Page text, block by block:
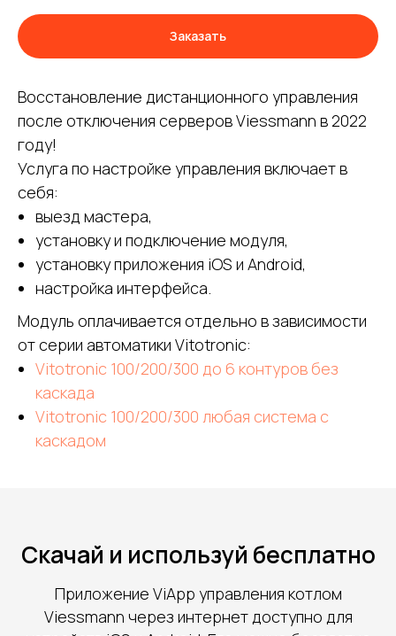
Заказать
Восстановление дистанционного управления
после отключения серверов Viessmann в 2022
году!
Услуга по настройке управления включает в
себя:
выезд мастера,
установку и подключение модуля,
установку приложения iOS и Android,
настройка интерфейса.
Модуль оплачивается отдельно в зависимости
от серии автоматики Vitotronic:
Vitotronic 100/200/300 до 6 контуров без
каскада
Vitotronic 100/200/300 любая система с
каскадом
Скачай и используй бесплатно
Приложение ViApp управления котлом
Viessmann через интернет доступно для